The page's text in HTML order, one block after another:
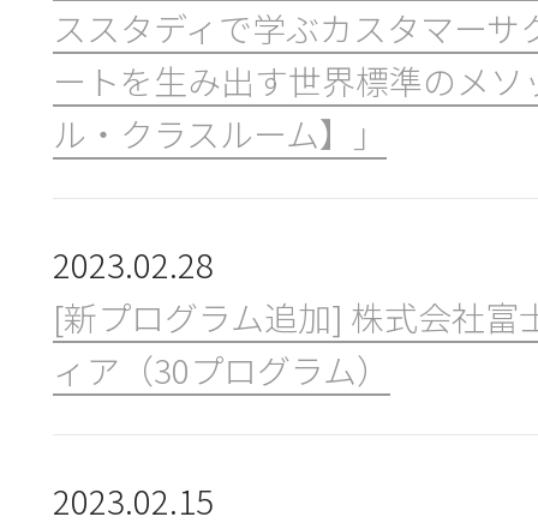
ススタディで学ぶカスタマー
ートを生み出す世界標準のメ
ル・クラスルーム】」
2023.02.28
[新プログラム追加] 株式会社富
ィア（30プログラム）
2023.02.15